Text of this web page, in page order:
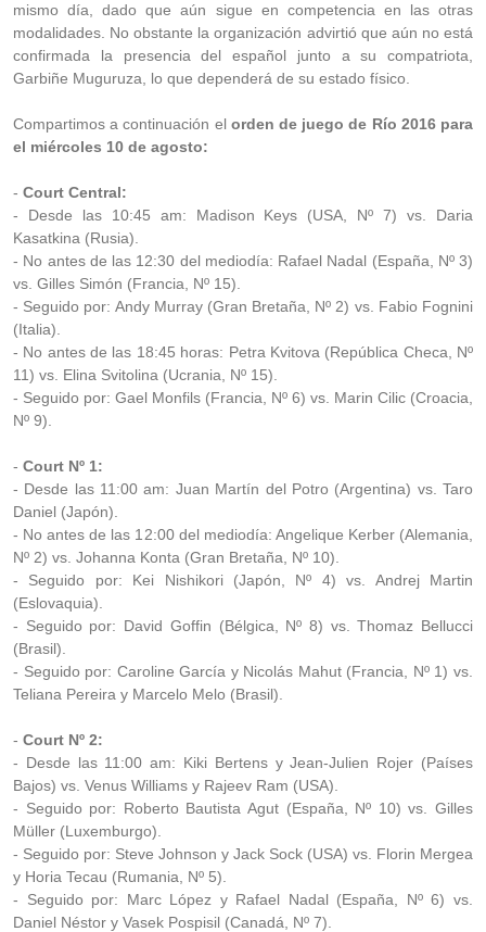
mismo día, dado que aún sigue en competencia en las otras
modalidades. No obstante la organización advirtió que aún no está
confirmada la presencia del español junto a su compatriota,
Garbiñe Muguruza, lo que dependerá de su estado físico.
Compartimos a continuación el orden de juego de Río 2016 para
el miércoles 10 de agosto:
- Court Central:
- Desde las 10:45 am: Madison Keys (USA, Nº 7) vs. Daria
Kasatkina (Rusia).
- No antes de las 12:30 del mediodía: Rafael Nadal (España, Nº 3)
vs. Gilles Simón (Francia, Nº 15).
- Seguido por: Andy Murray (Gran Bretaña, Nº 2) vs. Fabio Fognini
(Italia).
- No antes de las 18:45 horas: Petra Kvitova (República Checa, Nº
11) vs. Elina Svitolina (Ucrania, Nº 15).
- Seguido por: Gael Monfils (Francia, Nº 6) vs. Marin Cilic (Croacia,
Nº 9).
- Court Nº 1:
- Desde las 11:00 am: Juan Martín del Potro (Argentina) vs. Taro
Daniel (Japón).
- No antes de las 12:00 del mediodía: Angelique Kerber (Alemania,
Nº 2) vs. Johanna Konta (Gran Bretaña, Nº 10).
- Seguido por: Kei Nishikori (Japón, Nº 4) vs. Andrej Martin
(Eslovaquia).
- Seguido por: David Goffin (Bélgica, Nº 8) vs. Thomaz Bellucci
(Brasil).
- Seguido por: Caroline García y Nicolás Mahut (Francia, Nº 1) vs.
Teliana Pereira y Marcelo Melo (Brasil).
- Court Nº 2:
- Desde las 11:00 am: Kiki Bertens y Jean-Julien Rojer (Países
Bajos) vs. Venus Williams y Rajeev Ram (USA).
- Seguido por: Roberto Bautista Agut (España, Nº 10) vs. Gilles
Müller (Luxemburgo).
- Seguido por: Steve Johnson y Jack Sock (USA) vs. Florin Mergea
y Horia Tecau (Rumania, Nº 5).
- Seguido por: Marc López y Rafael Nadal (España, Nº 6) vs.
Daniel Néstor y Vasek Pospisil (Canadá, Nº 7).